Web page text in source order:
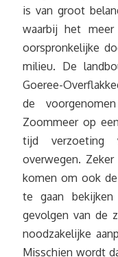
is van groot
waarbij het
oorspronkelijke
milieu. De
Goeree-
de
Zoommeer op
tijd verzoeting
overwegen.
komen om ook
te gaan
gevolgen van de
noodzakelijke
Misschien wordt